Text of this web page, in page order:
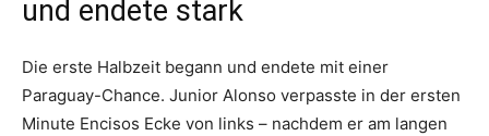
und endete stark
Die erste Halbzeit begann und endete mit einer
Paraguay-Chance. Junior Alonso verpasste in der ersten
Minute Encisos Ecke von links – nachdem er am langen